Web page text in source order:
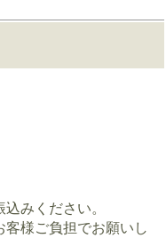
みください。
様ご負担でお願いし